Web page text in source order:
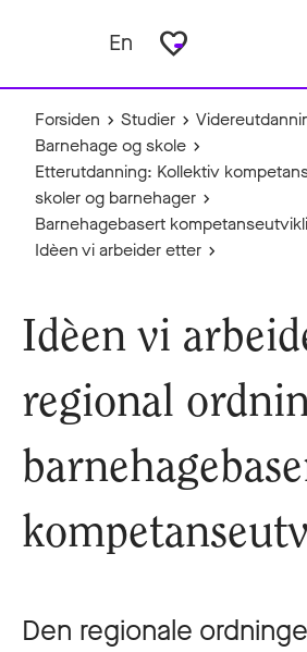
En favorite_border
Forsiden Studier
Barnehage og skole
Etterutdanning: Kollektiv
skoler og barnehager
Barnehagebasert
Idèen vi arbeider etter
Idèen vi
regional
Den regionale